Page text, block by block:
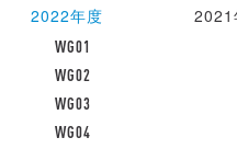
2022年度
WG01
WG02
WG03
WG04
2021